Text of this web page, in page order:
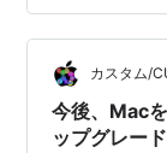
ChatGPT、
Filmora 動画
だ、毎回同じ
動画にできる
カスタム/
今後、Mac
ップグレー